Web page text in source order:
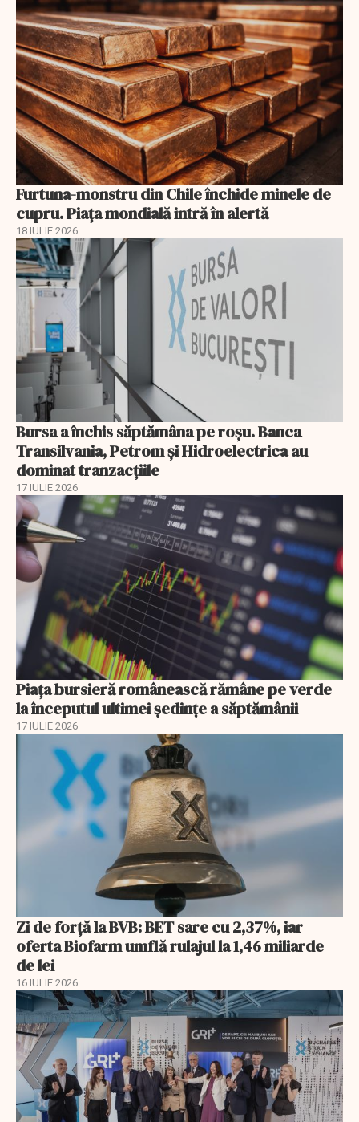
Furtuna-monstru din Chile închide minele de
cupru. Piața mondială intră în alertă
18 IULIE 2026
Bursa a închis săptămâna pe roșu. Banca
Transilvania, Petrom și Hidroelectrica au
dominat tranzacțiile
17 IULIE 2026
Piața bursieră românească rămâne pe verde
la începutul ultimei ședințe a săptămânii
17 IULIE 2026
Zi de forță la BVB: BET sare cu 2,37%, iar
oferta Biofarm umflă rulajul la 1,46 miliarde
de lei
16 IULIE 2026